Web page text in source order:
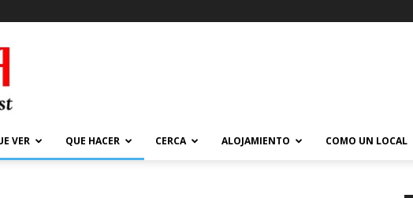
VER QUE HACER CERCA ALOJAMIENTO COMO UN LOCAL